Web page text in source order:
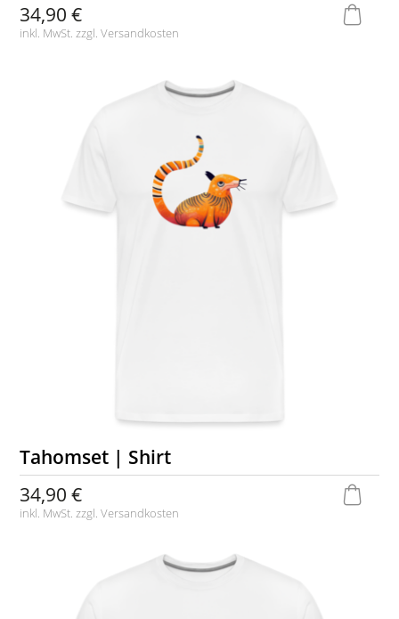
34,90 €
inkl. MwSt. zzgl.Versandkosten
Tahomset | Shirt
34,90 €
inkl. MwSt. zzgl.Versandkosten